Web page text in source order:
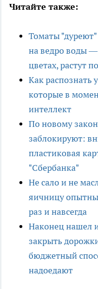
Читайте также:
Томаты
на ведро воды —
цветах, растут
Как распознать
которые в
интеллект
По новому
заблокируют:
пластиковая
"Сбербанка"
Не сало и не
яичницу
раз и навсегда
Наконец нашел
закрыть
бюджетный
надоедают